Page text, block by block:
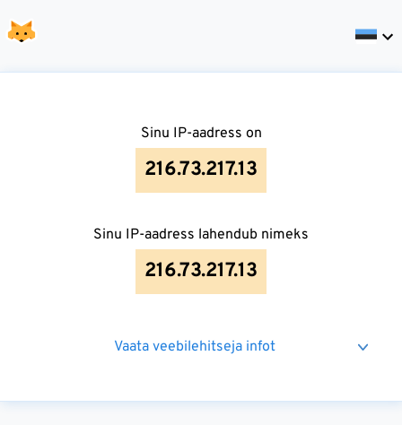
Sinu IP-aadress on
216.73.217.13
Sinu IP-aadress lahendub nimeks
216.73.217.13
Vaata veebilehitseja infot